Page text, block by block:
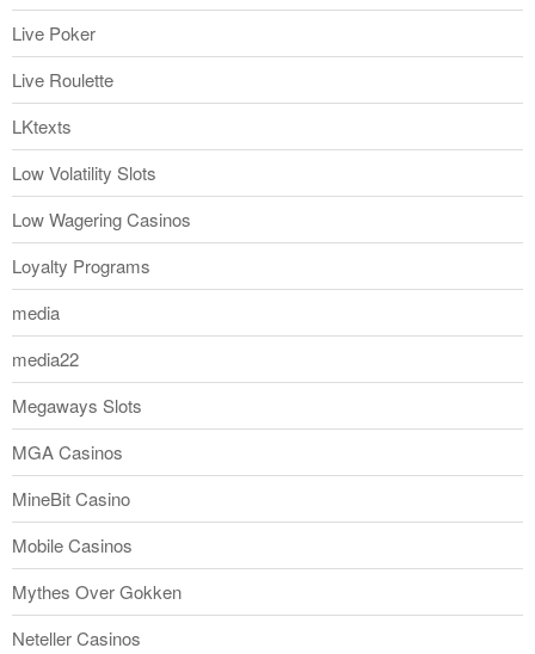
Live Poker
Live Roulette
LKtexts
Low Volatility Slots
Low Wagering Casinos
Loyalty Programs
media
media22
Megaways Slots
MGA Casinos
MineBit Casino
Mobile Casinos
Mythes Over Gokken
Neteller Casinos